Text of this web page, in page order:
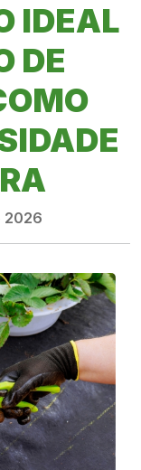
IDEAL
DE
2026